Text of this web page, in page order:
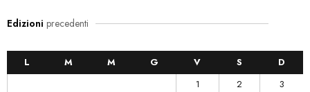
Edizioni precedenti
L M M G V S
D
1
2
3